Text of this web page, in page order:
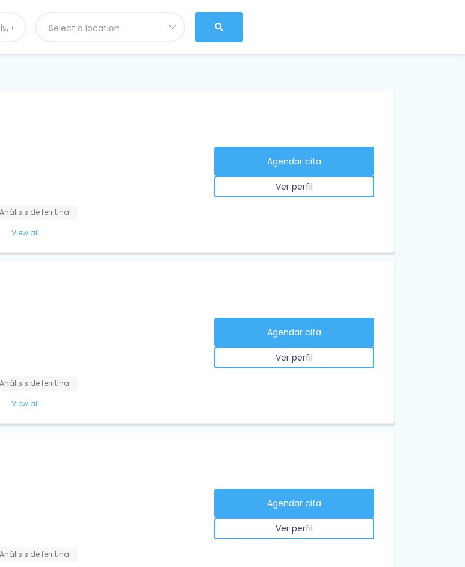
Select a location
Análisis de ferritina
View all
Agendar cita
Ver perfil
Análisis de ferritina
View all
Agendar cita
Ver perfil
Análisis de ferritina
Agendar cita
Ver perfil